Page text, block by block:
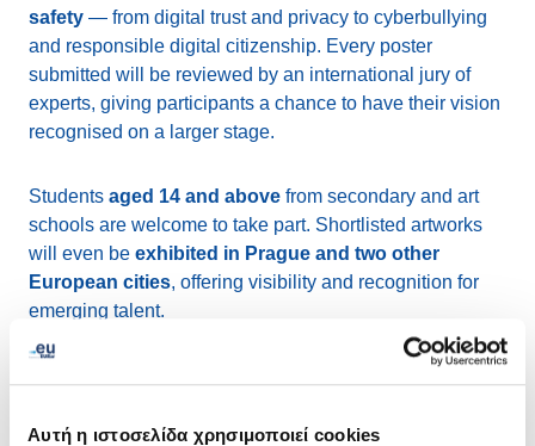
Αυτή η ιστοσελίδα χρησιμοποιεί cookies
safety — from digital trust and privacy to cyberbullying
and responsible digital citizenship. Every poster
submitted will be reviewed by an international jury of
experts, giving participants a chance to have their vision
recognised on a larger stage.
Students aged 14 and above from secondary and art
schools are welcome to take part. Shortlisted artworks
will even be exhibited in Prague and two other
European cities, offering visibility and recognition for
emerging talent.
thefirst prize worth €300.